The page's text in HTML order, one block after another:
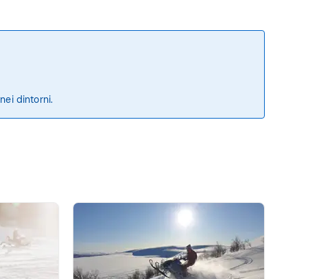
nei dintorni.